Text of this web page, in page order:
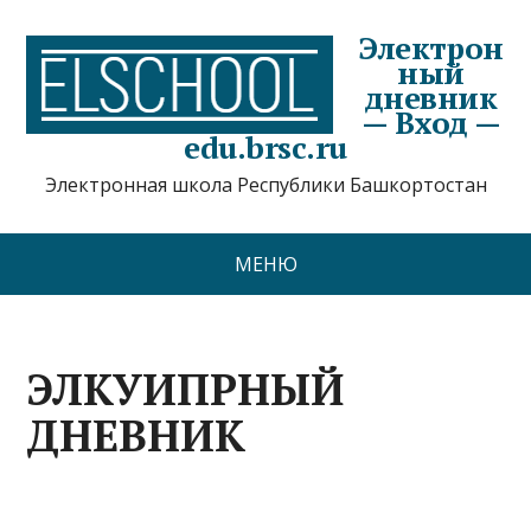
Электрон
ный
дневник
— Вход —
edu.brsc.ru
Электронная школа Республики Башкортостан
МЕНЮ
ЭЛКУИПРНЫЙ
ДНЕВНИК